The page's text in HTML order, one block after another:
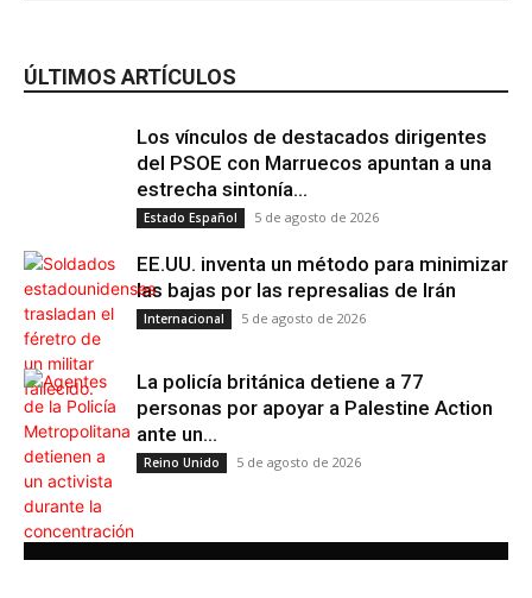
ÚLTIMOS ARTÍCULOS
Los vínculos de destacados dirigentes
del PSOE con Marruecos apuntan a una
estrecha sintonía...
Estado Español 5 de agosto de 2026
EE.UU. inventa un método para minimizar
las bajas por las represalias de Irán
Internacional 5 de agosto de 2026
La policía británica detiene a 77
personas por apoyar a Palestine Action
ante un...
Reino Unido 5 de agosto de 2026